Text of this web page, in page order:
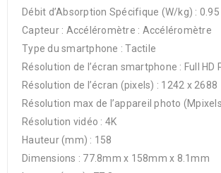
Débit d’Absorption Spécifique (W/kg) : 0.95
Capteur : Accéléromètre : Accéléromètre
Type du smartphone : Tactile
Résolution de l’écran smartphone : Full HD
Résolution de l’écran (pixels) : 1242 x 2688
Résolution max de l’appareil photo
Résolution vidéo : 4K
Hauteur (mm) : 158
Dimensions : 77.8mm x 158mm x 8.1mm